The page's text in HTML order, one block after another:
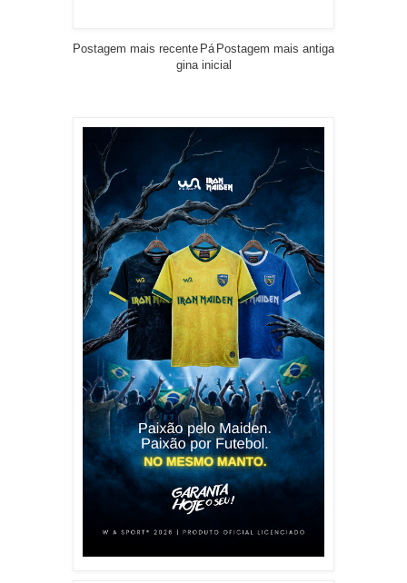
Postagem mais recente Postagem mais antiga
Pá
gina inicial